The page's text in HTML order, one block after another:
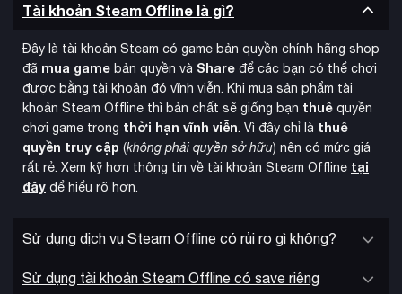
hợp nghệ thuật pixel cổ điển với đồ họa 3D hiện đại, được
nâng cấp với độ phân giải texture cao hơn, hệ thống ánh
sáng cải tiến và hiệu ứng hạt được làm lại. Nhạc nền do
Yasunori Nishiki sáng tác tiếp tục mang đến những giai điệu
đặc sắc, kết hợp cả nhạc mới và tuyển chọn từ các phần
trước của series.
Tài khoản Steam Offline là gì?
Đây là tài khoản Steam có game bản quyền chính hãng shop
đã mua game bản quyền và Share để các bạn có thể chơi
được bằng tài khoản đó vĩnh viễn. Khi mua sản phẩm tài
khoản Steam Offline thì bản chất sẽ giống bạn thuê quyền
chơi game trong thời hạn vĩnh viễn. Vì đây chỉ là thuê
quyền truy cập (không phải quyền sở hữu) nên có mức giá
rất rẻ. Xem kỹ hơn thông tin về tài khoản Steam Offline tại
đây để hiểu rõ hơn.
Sử dụng dịch vụ Steam Offline có rủi ro gì không?
Sử dụng tài khoản Steam Offline có save riêng